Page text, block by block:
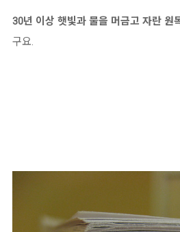
30년 이상 햇빛과 물을 머금고 자란 원
구요.